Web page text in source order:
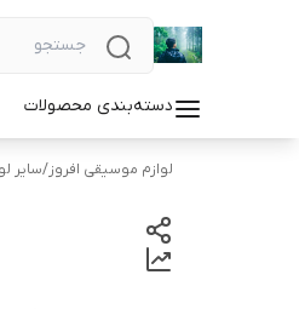
دسته‌بندی محصولات
لوازم موسیقی افروز/سایر